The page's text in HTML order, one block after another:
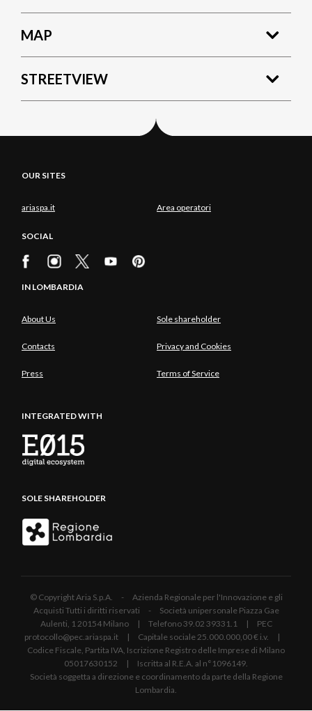
MAP
STREETVIEW
OUR SITES
ariaspa.it Area operatori
SOCIAL
IN LOMBARDIA
About Us Sole shareholder
Contacts Privacy and Cookies
Press Terms of Service
INTEGRATED WITH
SOLE SHAREHOLDER
© Copyright Aria S.p.A. - Azienda Regionale per l'Innovazione e gli
Acquisti Tutti i diritti riservati - Società unipersonale Piazza Gae
Aulenti, 1 20154 Milano | Telefono 39.02 39331.1 | PEC
protocollo@pec.ariaspa.it | Capitale sociale 25.000.000,00 € i.v. |
Codice Fiscale, Partita IVA, Iscrizione Registro delle Imprese di Milano
05017630152 | Iscritta al R.E.A. al n°1096149.
Società soggetta a direzione e coordinamento da parte della Regione
Lombardia.